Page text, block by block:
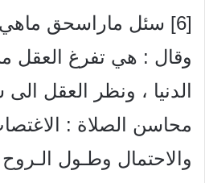
[6] سئل ماراسحق
وقال : هي تفرغ العقل
الدنيا ، ونظر العقل
محاسن الصلاة :
والاحتمال وطـول الـروح